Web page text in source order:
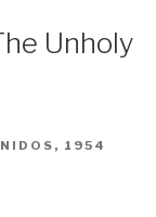
Unholy
1954